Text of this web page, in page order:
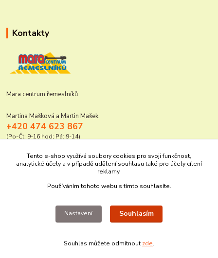
Kontakty
Mara centrum řemeslníků
Martina Mašková a Martin Mašek
+420 474 623 867
(Po-Čt: 9-16 hod; Pá: 9-14)
mara@elektro-naradi.cz
Upravit sběr cookies.
Tento e-shop využívá soubory cookies pro svoji funkčnost,
analytické účely a v případě udělení souhlasu také pro účely cílení
reklamy.
Používáním tohoto webu s tímto souhlasíte.
Nastavení Souhlasím
Souhlas můžete odmítnout zde.